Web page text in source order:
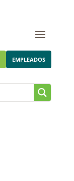
EMPLEADOS